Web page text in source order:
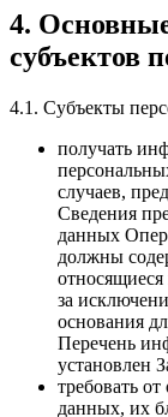
4.
субъектов
4.1. Субъекты
получать
случаев,
Сведения
данных
должны
за
основания
Перечень
установлен
требовать
данных, их